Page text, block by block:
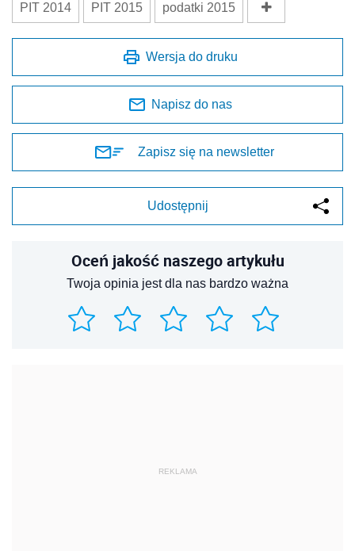
PIT 2014 PIT 2015 podatki 2015
Wersja do druku
Napisz do nas
Zapisz się na newsletter
Udostępnij
Oceń jakość naszego artykułu
Twoja opinia jest dla nas bardzo ważna
REKLAMA